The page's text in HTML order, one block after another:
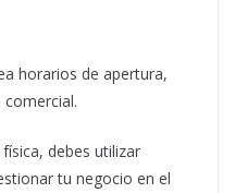
horarios de apertura,
debes utilizar
tu negocio en el